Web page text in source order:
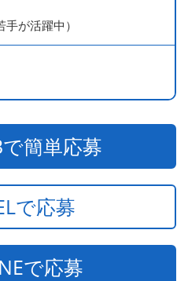
が活躍中）
簡単応募
で応募
で応募